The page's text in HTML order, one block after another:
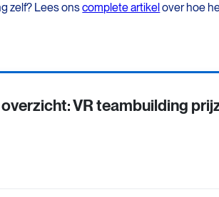
zelf? Lees onscomplete artikelover hoe
VR teambuilding